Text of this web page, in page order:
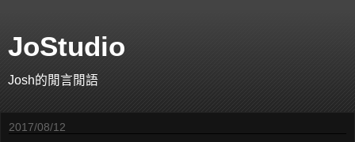
JoStudio
Josh的閒言閒語
2017/08/12